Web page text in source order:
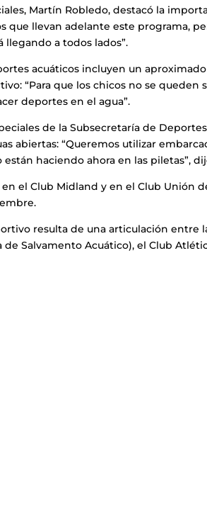
Martín Robledo, destacó la
que llevan adelante este programa,
a todos lados”.
acuáticos incluyen un
“Para que los chicos no se
deportes en el agua”.
de la Subsecretaría de
abiertas: “Queremos utilizar
haciendo ahora en las piletas”,
el Club Midland y en el Club Unión
resulta de una articulación entre
Salvamento Acuático), el Club